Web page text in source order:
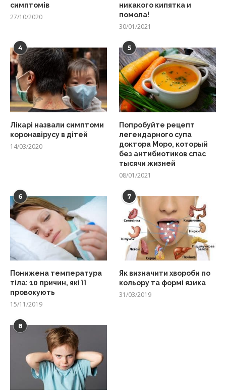
симптомів
27/10/2020
никакого кипятка и
помола!
30/01/2021
4
Лікарі назвали симптоми
коронавірусу в дітей
14/03/2020
5
Попробуйте рецепт
легендарного супа
доктора Моро, который
без антибиотиков спас
тысячи жизней
08/01/2021
6
Понижена температура
тіла: 10 причин, які її
провокують
15/11/2019
7
Як визначити хвороби по
кольору та формі язика
31/03/2019
8